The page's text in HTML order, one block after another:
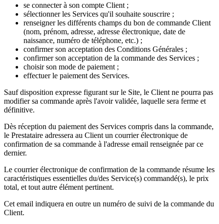
se connecter à son compte Client ;
sélectionner les Services qu'il souhaite souscrire ;
renseigner les différents champs du bon de commande Client
(nom, prénom, adresse, adresse électronique, date de
naissance, numéro de téléphone, etc.) ;
confirmer son acceptation des Conditions Générales ;
confirmer son acceptation de la commande des Services ;
choisir son mode de paiement ;
effectuer le paiement des Services.
Sauf disposition expresse figurant sur le Site, le Client ne pourra pas
modifier sa commande après l'avoir validée, laquelle sera ferme et
définitive.
Dès réception du paiement des Services compris dans la commande,
le Prestataire adressera au Client un courrier électronique de
confirmation de sa commande à l'adresse email renseignée par ce
dernier.
Le courrier électronique de confirmation de la commande résume les
caractéristiques essentielles du/des Service(s) commandé(s), le prix
total, et tout autre élément pertinent.
Cet email indiquera en outre un numéro de suivi de la commande du
Client.